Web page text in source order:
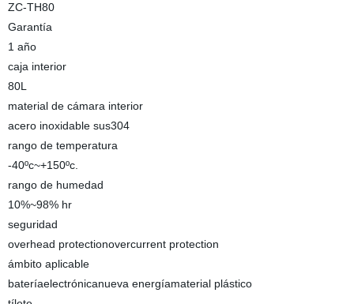
ZC-TH80
Garantía
1 año
caja interior
80L
material de cámara interior
acero inoxidable sus304
rango de temperatura
-40ºc~+150ºc.
rango de humedad
10%~98% hr
seguridad
overhead protectionovercurrent protection
ámbito aplicable
bateríaelectrónicanueva energíamaterial plástico